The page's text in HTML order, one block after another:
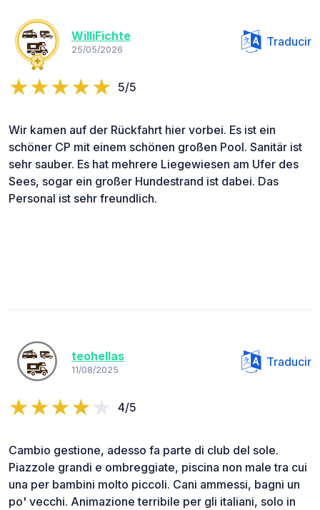
WilliFichte
25/05/2026
Traducir
5/5
Wir kamen auf der Rückfahrt hier vorbei. Es ist ein
schöner CP mit einem schönen großen Pool. Sanitär ist
sehr sauber. Es hat mehrere Liegewiesen am Ufer des
Sees, sogar ein großer Hundestrand ist dabei. Das
Personal ist sehr freundlich.
teohellas
11/08/2025
Traducir
4/5
Cambio gestione, adesso fa parte di club del sole.
Piazzole grandi e ombreggiate, piscina non male tra cui
una per bambini molto piccoli. Cani ammessi, bagni un
po' vecchi. Animazione terribile per gli italiani, solo in